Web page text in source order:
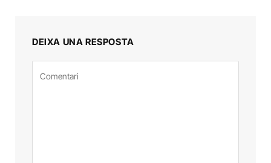
DEIXA UNA RESPOSTA